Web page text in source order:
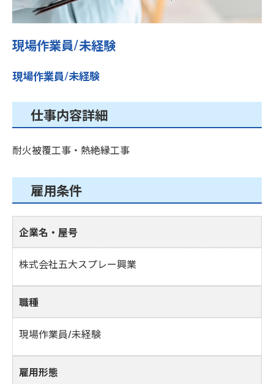
現場作業員/未経験
現場作業員/未経験
仕事内容詳細
耐火被覆工事・熱絶縁工事
雇用条件
企業名・屋号
株式会社五大スプレー興業
職種
現場作業員/未経験
雇用形態